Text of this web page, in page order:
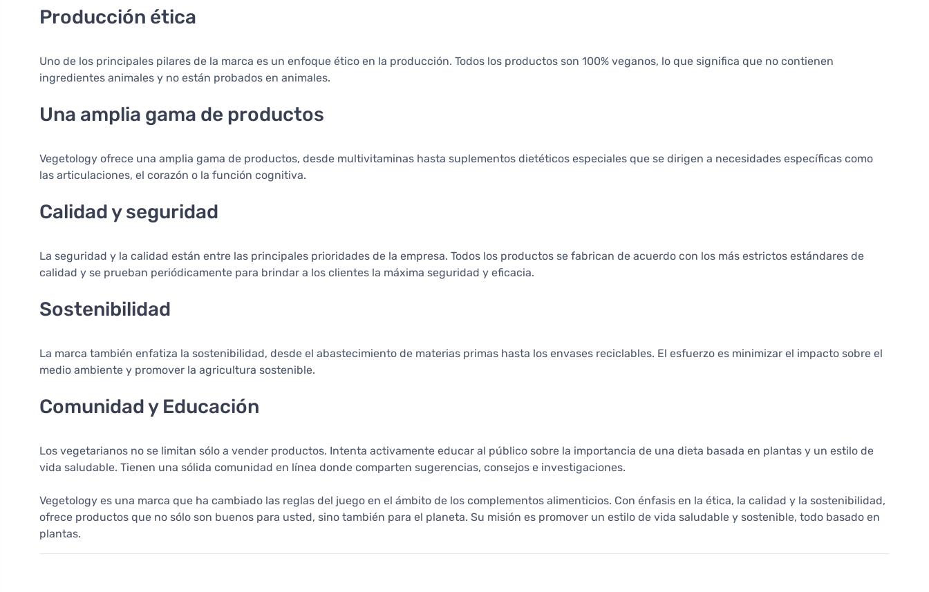
Producción ética
Uno de los principales pilares de la marca es un enfoque ético en la producción. Todos los productos son 100% veganos, lo que significa que no contienen
ingredientes animales y no están probados en animales.
Una amplia gama de productos
Vegetology ofrece una amplia gama de productos, desde multivitaminas hasta suplementos dietéticos especiales que se dirigen a necesidades específicas como
las articulaciones, el corazón o la función cognitiva.
Calidad y seguridad
La seguridad y la calidad están entre las principales prioridades de la empresa. Todos los productos se fabrican de acuerdo con los más estrictos estándares de
calidad y se prueban periódicamente para brindar a los clientes la máxima seguridad y eficacia.
Sostenibilidad
La marca también enfatiza la sostenibilidad, desde el abastecimiento de materias primas hasta los envases reciclables. El esfuerzo es minimizar el impacto sobre el
medio ambiente y promover la agricultura sostenible.
Comunidad y Educación
Los vegetarianos no se limitan sólo a vender productos. Intenta activamente educar al público sobre la importancia de una dieta basada en plantas y un estilo de
vida saludable. Tienen una sólida comunidad en línea donde comparten sugerencias, consejos e investigaciones.
Vegetology es una marca que ha cambiado las reglas del juego en el ámbito de los complementos alimenticios. Con énfasis en la ética, la calidad y la sostenibilidad,
ofrece productos que no sólo son buenos para usted, sino también para el planeta. Su misión es promover un estilo de vida saludable y sostenible, todo basado en
plantas.